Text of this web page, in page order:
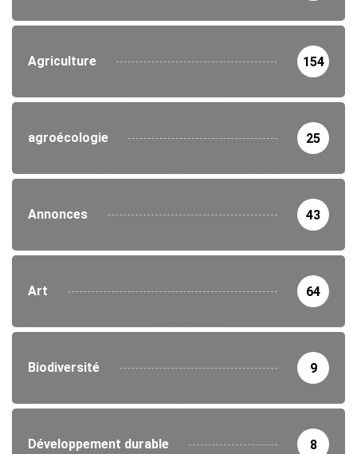
Agriculture 154
agroécologie 25
Annonces 43
Art 64
Biodiversité 9
Développement durable 8